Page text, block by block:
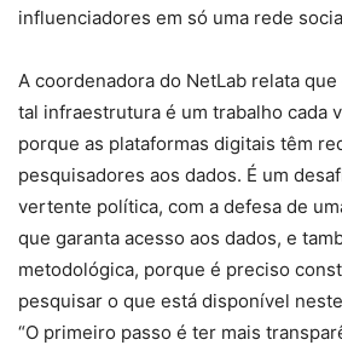
influenciadores em só uma rede
A coordenadora do NetLab relata
tal infraestrutura é um trabalho cada
porque as plataformas digitais têm
pesquisadores aos dados. É um
vertente política, com a defesa de
que garanta acesso aos dados, e
metodológica, porque é preciso
pesquisar o que está disponível
“O primeiro passo é ter mais